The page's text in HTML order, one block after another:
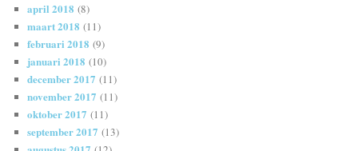
april 2018 (8)
maart 2018 (11)
februari 2018 (9)
januari 2018 (10)
december 2017 (11)
november 2017 (11)
oktober 2017 (11)
september 2017 (13)